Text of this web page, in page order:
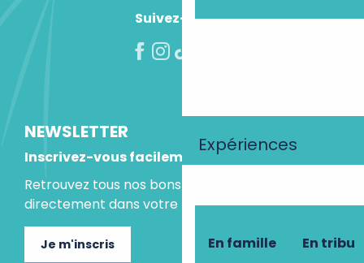
Expériences
En famille En tribu
Suivez-nous !
NEWSLETTER
Inscrivez-vous facilement
Retrouvez tous nos bons plans et idées séjours
directement dans votre boite mail.
Je m'inscris